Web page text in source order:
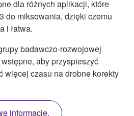
dla różnych aplikacji, które
do miksowania, dzięki czemu
i łatwa.
badawczo-rozwojowej
aby przyspieszyć
więcej czasu na drobne korekty
informacje.